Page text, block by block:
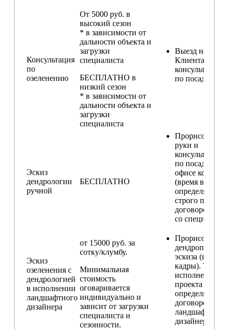
Консультация
по
озеленению
От 5000 руб. в
высокий сезон
* в зависимости от
дальности объекта и
загрузки
специалиста
БЕСПЛАТНО в
низкий сезон
* в зависимости от
дальности объекта и
загрузки
специалиста
Выезд на
Клиента для
по посадкам
Эскиз
дендрологии
ручной
БЕСПЛАТНО
Прорисовка от
руки и
по посадкам в
офисе
(время встречи
определяется
строго по
со
Эскиз
озеленения с
дендрологией
в исполнении
ландшафтного
дизайнера
от 15000 руб. за
сотку/клумбу.
Минимальная
стоимость
оговаривается
индивидуально и
зависит от загрузки
специалиста и
сезонности.
Прорисовка
дендроплана и
эскиза
кадры).
исполнения
проекта
определяется
ландшафтным
дизайнером